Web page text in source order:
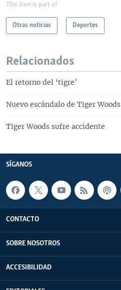
This item is part of
Otras noticias Deportes
Relacionados
El retorno del ‘tigre’
Nuevo escándalo de Tiger Woods
Tiger Woods sufre accidente
SÍGANOS
CONTACTO
SOBRE NOSOTROS
ACCESIBILIDAD